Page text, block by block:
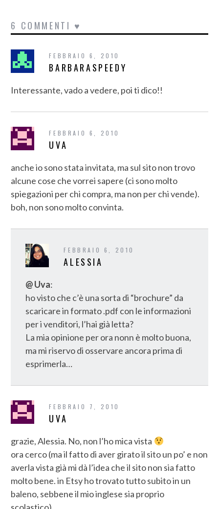
6 COMMENTI ♥
FEBBRAIO 6, 2010
BARBARASPEEDY
Interessante, vado a vedere, poi ti dico!!
FEBBRAIO 6, 2010
UVA
anche io sono stata invitata, ma sul sito non trovo
alcune cose che vorrei sapere (ci sono molto
spiegazioni per chi compra, ma non per chi vende).
boh, non sono molto convinta.
FEBBRAIO 6, 2010
ALESSIA
@ Uva:
ho visto che c’è una sorta di “brochure” da
scaricare in formato .pdf con le informazioni
per i venditori, l’hai già letta?
La mia opinione per ora nonn è molto buona,
ma mi riservo di osservare ancora prima di
esprimerla…
FEBBRAIO 7, 2010
UVA
grazie, Alessia. No, non l’ho mica vista
ora cerco (ma il fatto di aver girato il sito un po’ e non
averla vista già mi dà l’idea che il sito non sia fatto
molto bene. in Etsy ho trovato tutto subito in un
baleno, sebbene il mio inglese sia proprio